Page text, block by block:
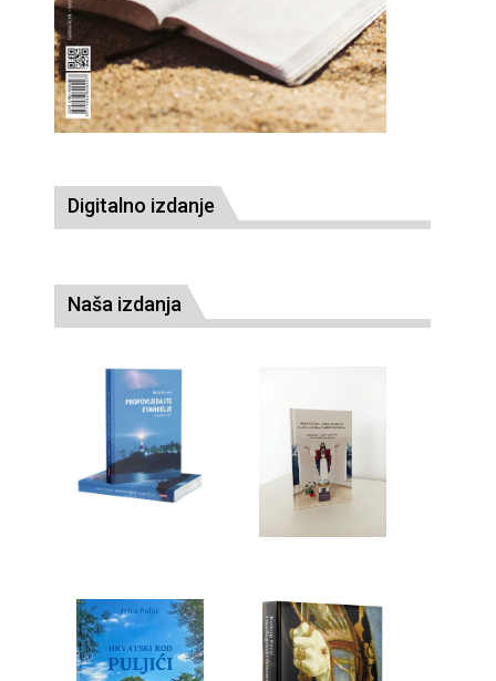
Digitalno izdanje
Naša izdanja